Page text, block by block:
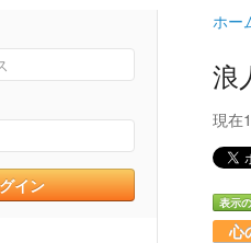
ホー
浪
現在
表示
心